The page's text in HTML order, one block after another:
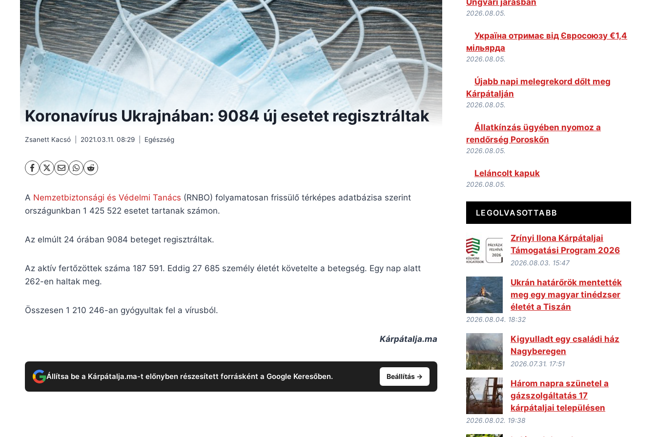
Koronavírus Ukrajnában: 9084 új esetet regisztráltak
Zsanett Kacsó 2021.03.11. 08:29 Egészség
A Nemzetbiztonsági és Védelmi Tanács (RNBO) folyamatosan frissülő térképes adatbázisa szerint
országunkban 1 425 522 esetet tartanak számon.
Az elmúlt 24 órában 9084 beteget regisztráltak.
Az aktív fertőzöttek száma 187 591. Eddig 27 685 személy életét követelte a betegség. Egy nap alatt
262-en haltak meg.
Összesen 1 210 246-an gyógyultak fel a vírusból.
Kárpátalja.ma
Állítsa be a Kárpátalja.ma-t előnyben részesített forrásként a Google Keresőben. Beállítás →
2026.08.05.
Україна отримає від Євросоюзу €1,4
мільярда
2026.08.05.
Újabb napi melegrekord dőlt meg
Kárpátalján
2026.08.05.
Állatkínzás ügyében nyomoz a
rendőrség Poroskőn
2026.08.05.
Leláncolt kapuk
2026.08.05.
LEGOLVASOTTABB
Zrínyi Ilona Kárpátaljai
Támogatási Program 2026
2026.08.03. 15:47
Ukrán határőrök mentették
meg egy magyar tinédzser
életét a Tiszán
2026.08.04. 18:32
Kigyulladt egy családi ház
Nagyberegen
2026.07.31. 17:51
Három napra szünetel a
gázszolgáltatás 17
kárpátaljai településen
2026.08.02. 19:38